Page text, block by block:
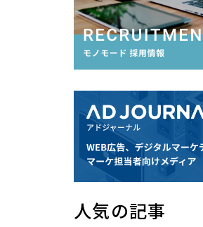
ECサイト制作
Management
人気の記事